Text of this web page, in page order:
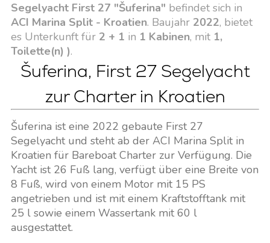
Segelyacht First 27 "Šuferina" befindet sich in
ACI Marina Split - Kroatien. Baujahr 2022, bietet
es Unterkunft für 2 + 1 in 1 Kabinen, mit 1,
Toilette(n) ).
Šuferina, First 27 Segelyacht
zur Charter in Kroatien
Šuferina ist eine 2022 gebaute First 27
Segelyacht und steht ab der ACI Marina Split in
Kroatien für Bareboat Charter zur Verfügung. Die
Yacht ist 26 Fuß lang, verfügt über eine Breite von
8 Fuß, wird von einem Motor mit 15 PS
angetrieben und ist mit einem Kraftstofftank mit
25 l sowie einem Wassertank mit 60 l
ausgestattet.